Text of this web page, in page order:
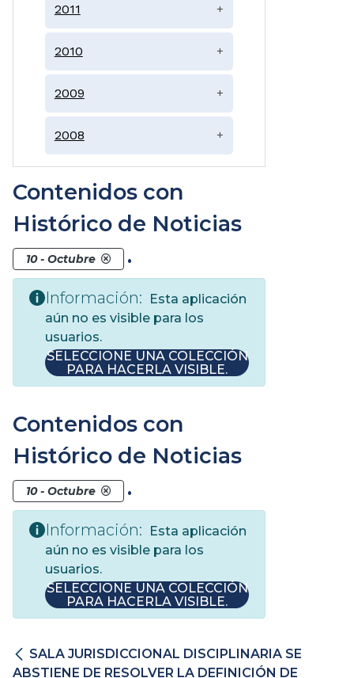
2011 +
2010 +
2009 +
2008 +
Contenidos con
Histórico de Noticias
10 - Octubre .
Información:
Esta aplicación
aún no es visible para los
usuarios.
SELECCIONE UNA COLECCIÓN
PARA HACERLA VISIBLE.
Contenidos con
Histórico de Noticias
10 - Octubre .
Información:
Esta aplicación
aún no es visible para los
usuarios.
SELECCIONE UNA COLECCIÓN
PARA HACERLA VISIBLE.
SALA JURISDICCIONAL DISCIPLINARIA SE
ABSTIENE DE RESOLVER LA DEFINICIÓN DE